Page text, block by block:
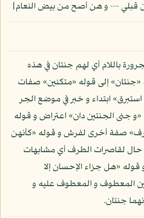
قبلي --- و هن أصح من بيض النعام}
باللام أي لهم جنتان في هذه
«جنتان» إلى قوله «متكئين» صفات
ابتداء و خبر في موضع الجر
جنى الجنتين دان» اعتراض و قوله
صفة أخرى لفرش و قوله «كأنهن
حال لقاصرات الطرف أي مشابهات
قوله «هل جزاء الإحسان إلا
المعطوف و المعطوف عليه و
جنتان.